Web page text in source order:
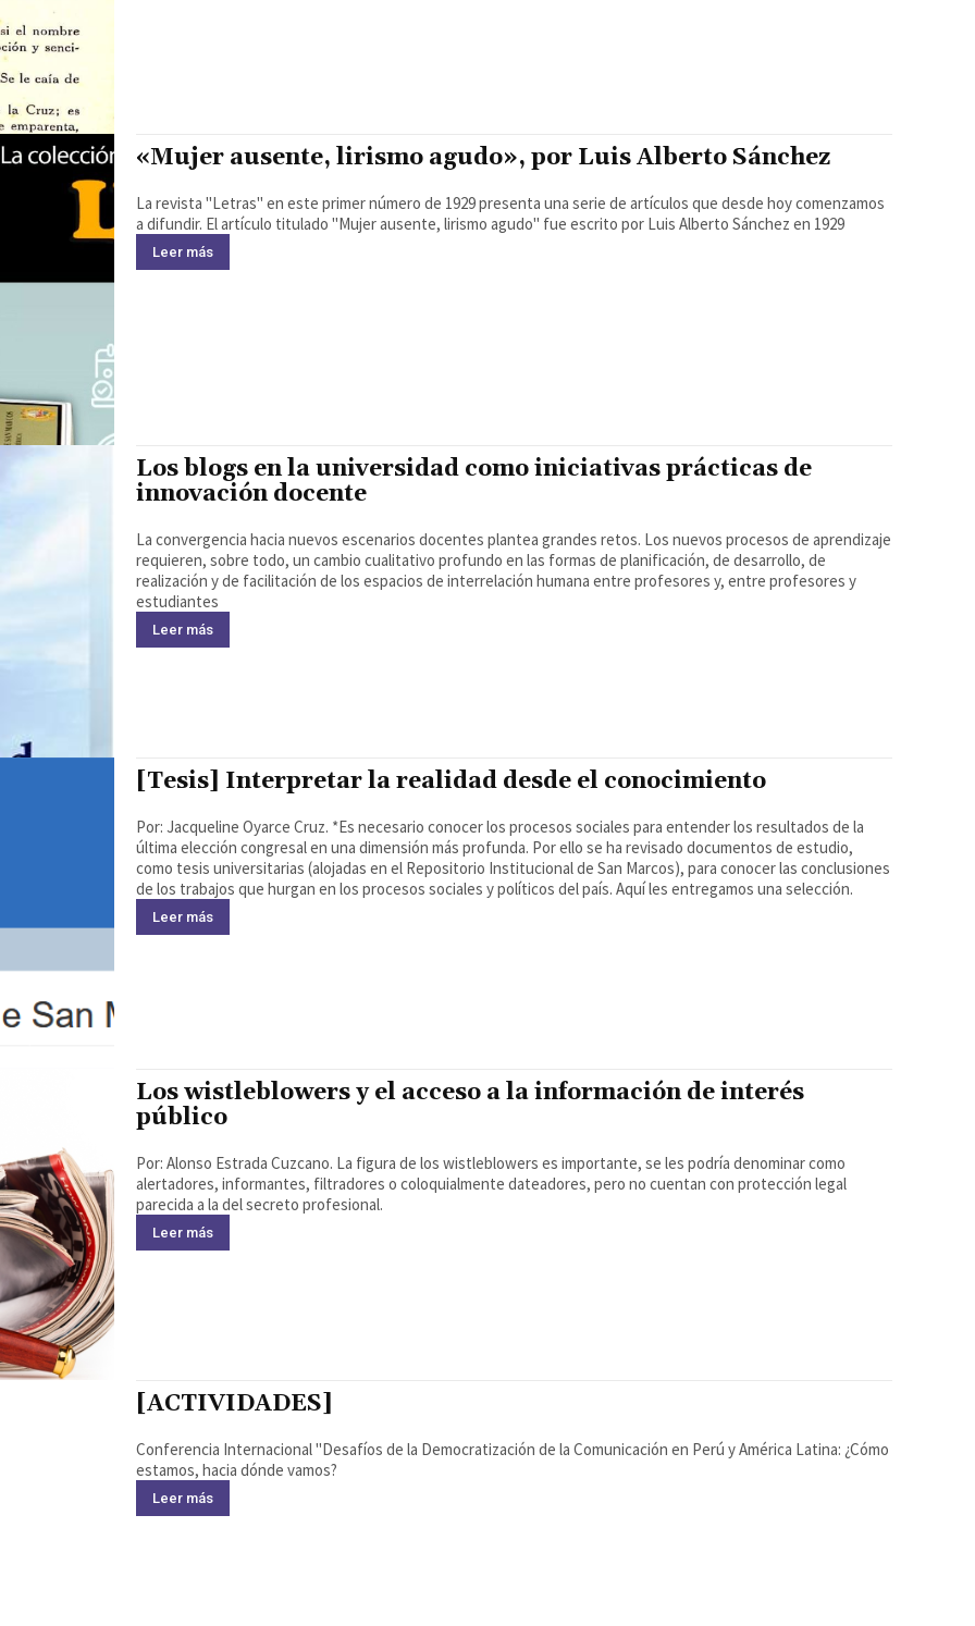
«Mujer ausente, lirismo agudo», por Luis Alberto Sánchez
La revista "Letras" en este primer número de 1929 presenta una serie de artículos que desde hoy comenzamos
a difundir. El artículo titulado "Mujer ausente, lirismo agudo" fue escrito por Luis Alberto Sánchez en 1929
Leer más
Los blogs en la universidad como iniciativas prácticas de
innovación docente
La convergencia hacia nuevos escenarios docentes plantea grandes retos. Los nuevos procesos de aprendizaje
requieren, sobre todo, un cambio cualitativo profundo en las formas de planificación, de desarrollo, de
realización y de facilitación de los espacios de interrelación humana entre profesores y, entre profesores y
estudiantes
Leer más
[Tesis] Interpretar la realidad desde el conocimiento
Por: Jacqueline Oyarce Cruz. *Es necesario conocer los procesos sociales para entender los resultados de la
última elección congresal en una dimensión más profunda. Por ello se ha revisado documentos de estudio,
como tesis universitarias (alojadas en el Repositorio Institucional de San Marcos), para conocer las conclusiones
de los trabajos que hurgan en los procesos sociales y políticos del país. Aquí les entregamos una selección.
Leer más
Los wistleblowers y el acceso a la información de interés
público
Por: Alonso Estrada Cuzcano. La figura de los wistleblowers es importante, se les podría denominar como
alertadores, informantes, filtradores o coloquialmente dateadores, pero no cuentan con protección legal
parecida a la del secreto profesional.
Leer más
[ACTIVIDADES]
Conferencia Internacional "Desafíos de la Democratización de la Comunicación en Perú y América Latina: ¿Cómo
estamos, hacia dónde vamos?
Leer más